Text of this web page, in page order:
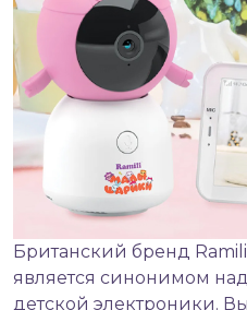
Британский бренд
является синонимом
детской электроники.